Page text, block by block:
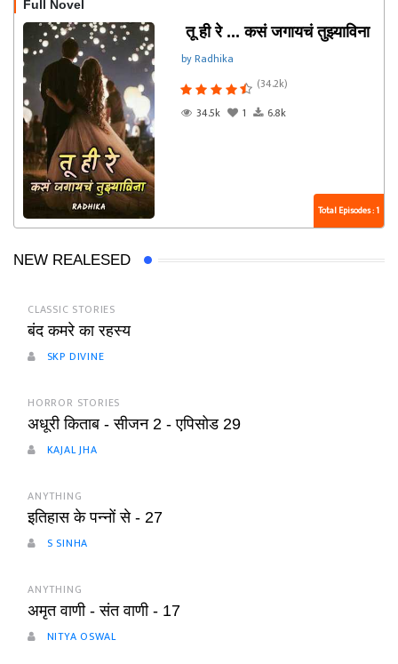
Full Novel
तू ही रे ... कसं जगायचं तुझ्याविना
by Radhika
(34.2k)
34.5k
1 6.8k
Total Episodes : 1
NEW REALESED
CLASSIC STORIES
बंद कमरे का रहस्य
SKP DIVINE
HORROR STORIES
अधूरी किताब - सीजन 2 - एपिसोड 29
KAJAL JHA
ANYTHING
इतिहास के पन्नों से - 27
S SINHA
ANYTHING
अमृत वाणी - संत वाणी - 17
NITYA OSWAL